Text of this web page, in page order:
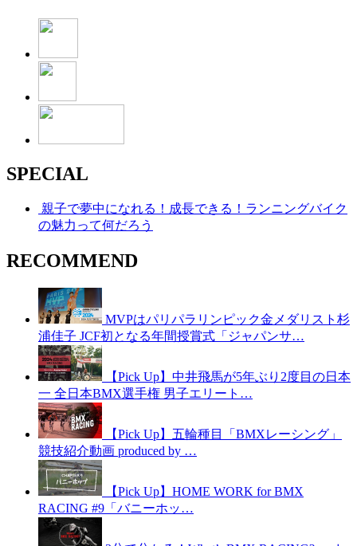
SPECIAL
親子で夢中になれる！成長できる！ランニングバイク
の魅力って何だろう
RECOMMEND
MVPはパリパラリンピック金メダリスト杉
浦佳子 JCF初となる年間授賞式「ジャパンサ…
【Pick Up】中井飛馬が5年ぶり2度目の日本
一 全日本BMX選手権 男子エリート…
【Pick Up】五輪種目「BMXレーシング」
競技紹介動画 produced by …
【Pick Up】HOME WORK for BMX
RACING #9「バニーホッ…